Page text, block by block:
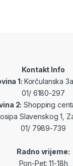
Kontakt Info
1: Korčulanska
01/ 6180-297
2: Shopping
Slavenskog 1,
01/ 7989-739
Radno vrijeme:
Pon-Pet: 11-18h